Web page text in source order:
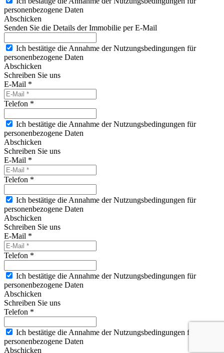
personenbezogene Daten
Abschicken
Senden Sie die Details der Immobilie per E-Mail
Ich bestätige die Annahme der Nutzungsbedingungen für
personenbezogene Daten
Abschicken
Schreiben Sie uns
E-Mail *
Telefon *
Ich bestätige die Annahme der Nutzungsbedingungen für
personenbezogene Daten
Abschicken
Schreiben Sie uns
E-Mail *
Telefon *
Ich bestätige die Annahme der Nutzungsbedingungen für
personenbezogene Daten
Abschicken
Schreiben Sie uns
E-Mail *
Telefon *
Ich bestätige die Annahme der Nutzungsbedingungen für
personenbezogene Daten
Abschicken
Schreiben Sie uns
Telefon *
Ich bestätige die Annahme der Nutzungsbedingungen für
personenbezogene Daten
Abschicken